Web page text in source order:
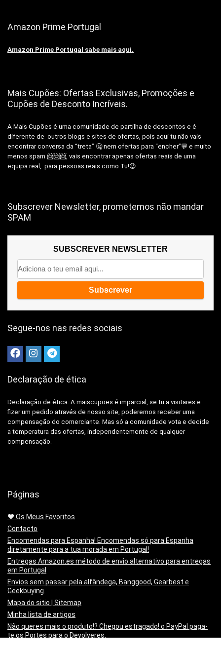
Amazon Prime Portugal
Amazon Prime Portugal sabe mais aqui.
Mais Cupões: Ofertas Exclusivas, Promoções e
Cupões de Desconto Incríveis.
A Mais Cupões é uma comunidade de partilha de descontos e é
diferente de outros blogs e sites de ofertas, pois aqui tu não vais
encontrar conversa da “treta” 🤐 nem ofertas para “encher”💬 e muito
menos spam 📨📨📨, vais encontrar apenas ofertas reais de uma
equipa real, para pessoas reais como Tu!😉
Subscrever Newsletter, prometemos não mandar
SPAM
SUBSCREVER NEWSLETTER
Segue-nos nas redes sociais
Declaração de ética
Declaração de ética: A maiscupoes é imparcial, se tu a visitares e
fizer um pedido através de nosso site, poderemos receber uma
compensação do comerciante. Mas só a comunidade vota e decide
a temperatura das ofertas, independentemente de qualquer
compensação.
Páginas
❤️ Os Meus Favoritos
Contacto
Encomendas para Espanha! Encomendas só para Espanha
diretamente para a tua morada em Portugal!
Entregas Amazon.es método de envio alternativo para entregas
em Portugal
Envios sem passar pela alfândega, Banggood, Gearbest e
Geekbuying.
Mapa do sitio | Sitemap
Minha lista de artigos
Não queres mais o produto!? Chegou estragado! o PayPal paga-
te os Portes para o Devolveres.